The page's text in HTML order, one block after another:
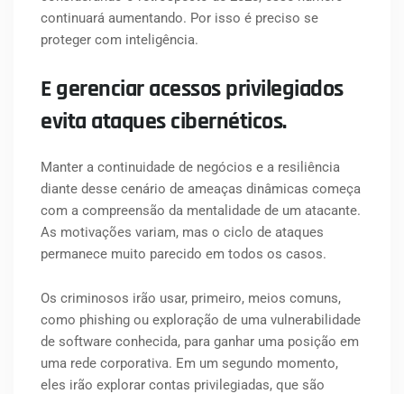
continuará aumentando. Por isso é preciso se
proteger com inteligência.
E gerenciar acessos privilegiados
evita ataques cibernéticos.
Manter a continuidade de negócios e a resiliência
diante desse cenário de ameaças dinâmicas começa
com a compreensão da mentalidade de um atacante.
As motivações variam, mas o ciclo de ataques
permanece muito parecido em todos os casos.
Os criminosos irão usar, primeiro, meios comuns,
como phishing ou exploração de uma vulnerabilidade
de software conhecida, para ganhar uma posição em
uma rede corporativa. Em um segundo momento,
eles irão explorar contas privilegiadas, que são